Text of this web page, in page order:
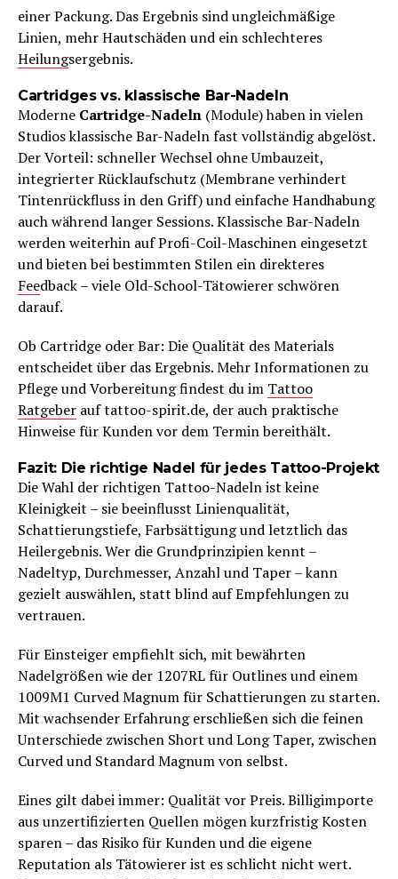
einer Packung. Das Ergebnis sind ungleichmäßige
Linien, mehr Hautschäden und ein schlechteres
Heilungsergebnis.
Cartridges vs. klassische Bar-Nadeln
Moderne Cartridge-Nadeln (Module) haben in vielen
Studios klassische Bar-Nadeln fast vollständig abgelöst.
Der Vorteil: schneller Wechsel ohne Umbauzeit,
integrierter Rücklaufschutz (Membrane verhindert
Tintenrückfluss in den Griff) und einfache Handhabung
auch während langer Sessions. Klassische Bar-Nadeln
werden weiterhin auf Profi-Coil-Maschinen eingesetzt
und bieten bei bestimmten Stilen ein direkteres
Feedback – viele Old-School-Tätowierer schwören
darauf.
Ob Cartridge oder Bar: Die Qualität des Materials
entscheidet über das Ergebnis. Mehr Informationen zu
Pflege und Vorbereitung findest du im Tattoo
Ratgeber auf tattoo-spirit.de, der auch praktische
Hinweise für Kunden vor dem Termin bereithält.
Fazit: Die richtige Nadel für jedes Tattoo-Projekt
Die Wahl der richtigen Tattoo-Nadeln ist keine
Kleinigkeit – sie beeinflusst Linienqualität,
Schattierungstiefe, Farbsättigung und letztlich das
Heilergebnis. Wer die Grundprinzipien kennt –
Nadeltyp, Durchmesser, Anzahl und Taper – kann
gezielt auswählen, statt blind auf Empfehlungen zu
vertrauen.
Für Einsteiger empfiehlt sich, mit bewährten
Nadelgrößen wie der 1207RL für Outlines und einem
1009M1 Curved Magnum für Schattierungen zu starten.
Mit wachsender Erfahrung erschließen sich die feinen
Unterschiede zwischen Short und Long Taper, zwischen
Curved und Standard Magnum von selbst.
Eines gilt dabei immer: Qualität vor Preis. Billigimporte
aus unzertifizierten Quellen mögen kurzfristig Kosten
sparen – das Risiko für Kunden und die eigene
Reputation als Tätowierer ist es schlicht nicht wert.